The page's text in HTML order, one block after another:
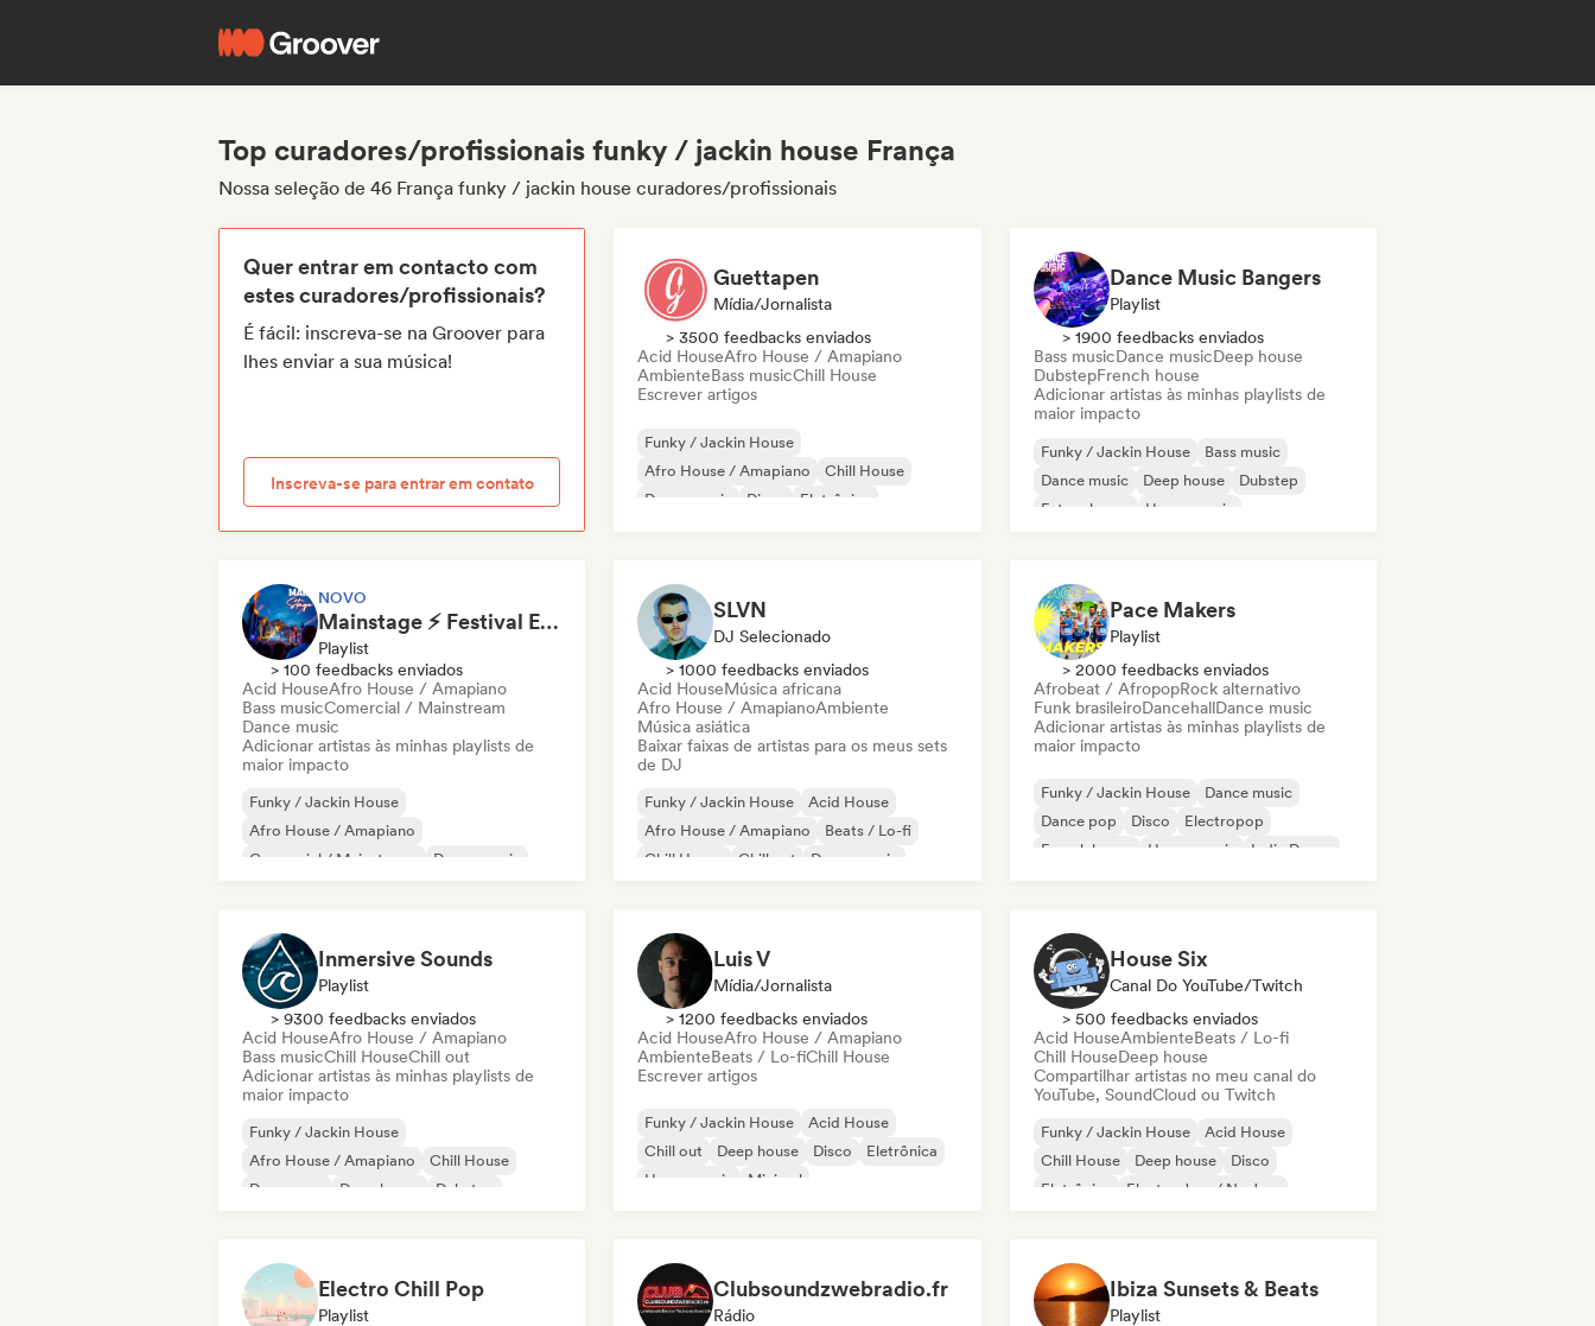
Top curadores/profissionais funky / jackin house França
Nossa seleção de 46 França funky / jackin house curadores/profissionais
Quer entrar em contacto com
estes curadores/profissionais?
É fácil: inscreva-se na Groover para
lhes enviar a sua música!
Inscreva-se para entrar em contato
Guettapen
Mídia/Jornalista
> 3500 feedbacks enviados
Acid HouseAfro House / Amapiano
AmbienteBass musicChill House
Escrever artigos
Funky / Jackin House
Afro House / Amapiano
Chill House
Dance music
Disco
Eletrônica
Dance Music Bangers
Playlist
> 1900 feedbacks enviados
Bass musicDance musicDeep house
DubstepFrench house
Adicionar artistas às minhas playlists de
maior impacto
Funky / Jackin House
Bass music
Dance music
Deep house
Dubstep
Future house
House music
NOVO
Mainstage ⚡ Festival EDM, Big Room & House Anthems
Playlist
> 100 feedbacks enviados
Acid HouseAfro House / Amapiano
Bass musicComercial / Mainstream
Dance music
Adicionar artistas às minhas playlists de
maior impacto
Funky / Jackin House
Afro House / Amapiano
Comercial / Mainstream
Dance music
SLVN
DJ Selecionado
> 1000 feedbacks enviados
Acid HouseMúsica africana
Afro House / AmapianoAmbiente
Música asiática
Baixar faixas de artistas para os meus sets
de DJ
Funky / Jackin House
Acid House
Afro House / Amapiano
Beats / Lo-fi
Chill House
Chill out
Dance music
Pace Makers
Playlist
> 2000 feedbacks enviados
Afrobeat / AfropopRock alternativo
Funk brasileiroDancehallDance music
Adicionar artistas às minhas playlists de
maior impacto
Funky / Jackin House
Dance music
Dance pop
Disco
Electropop
French house
House music Indie Dance
Inmersive Sounds
Playlist
> 9300 feedbacks enviados
Acid HouseAfro House / Amapiano
Bass musicChill HouseChill out
Adicionar artistas às minhas playlists de
maior impacto
Funky / Jackin House
Afro House / Amapiano
Chill House
Dance pop
Deep house
Dubstep
Luis V
Mídia/Jornalista
> 1200 feedbacks enviados
Acid HouseAfro House / Amapiano
AmbienteBeats / Lo-fiChill House
Escrever artigos
Funky / Jackin House
Acid House
Chill out
Deep house Disco
Eletrônica
House music
Minimal
House Six
Canal Do YouTube/Twitch
> 500 feedbacks enviados
Acid HouseAmbienteBeats / Lo-fi
Chill HouseDeep house
Compartilhar artistas no meu canal do
YouTube, SoundCloud ou Twitch
Funky / Jackin House
Acid House
Chill House
Deep house
Disco
Eletrônica
Electro Jazz / Nu Jazz
Electro Chill Pop
Playlist
Clubsoundzwebradio.fr
Rádio
Ibiza Sunsets & Beats
Playlist